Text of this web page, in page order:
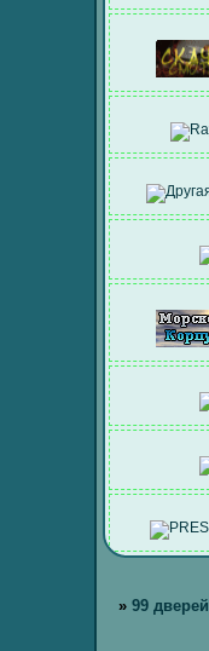
» 99 дверей